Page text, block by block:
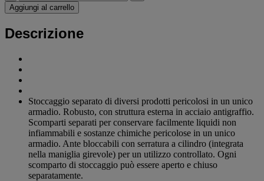
Aggiungi al carrello
Descrizione
Stoccaggio separato di diversi prodotti pericolosi in un unico
armadio. Robusto, con struttura esterna in acciaio antigraffio.
Scomparti separati per conservare facilmente liquidi non
infiammabili e sostanze chimiche pericolose in un unico
armadio. Ante bloccabili con serratura a cilindro (integrata
nella maniglia girevole) per un utilizzo controllato. Ogni
scomparto di stoccaggio può essere aperto e chiuso
separatamente.